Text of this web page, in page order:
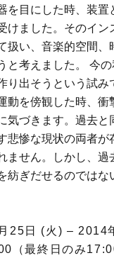
を目にした時、装
けました。そのイ
扱い、音楽的空間
と考えました。 今
り出そうという試み
を傍観した時、衝
気づきます。過去
悲惨な現状の両者
ません。しかし、
紡ぎだせるのではな
25日 (火) – 2014
（最終日のみ